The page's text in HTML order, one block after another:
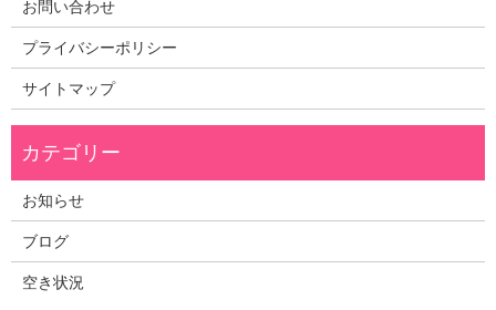
お問い合わせ
プライバシーポリシー
サイトマップ
お知らせ
ブログ
空き状況